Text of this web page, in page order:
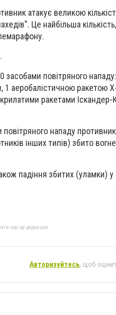
атакує великою
Це найбільша
засобами повітряного
1 аеробалістичною ракетою
ракетами Іскандер-
нападу
інших типів) збито
падіння збитих (уламки) у
про це редакцію
Авторизуйтесь, щоб